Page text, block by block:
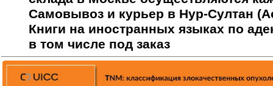
Самовывоз и курьер в Нур-Султан
Книги на иностранных языках по
в том числе под заказ